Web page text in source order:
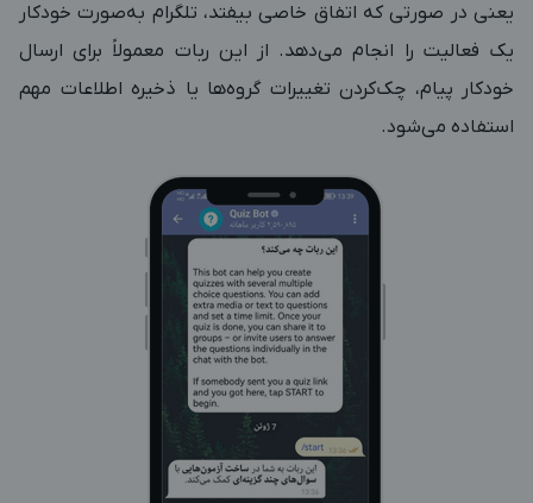
یعنی در صورتی که اتفاق خاصی بیفتد، تلگرام به‌صورت خودکار
یک فعالیت را انجام می‌دهد. از این ربات معمولاً برای ارسال
خودکار پیام، چک‌کردن تغییرات گروه‌ها یا ذخیره اطلاعات مهم
استفاده می‌شود.